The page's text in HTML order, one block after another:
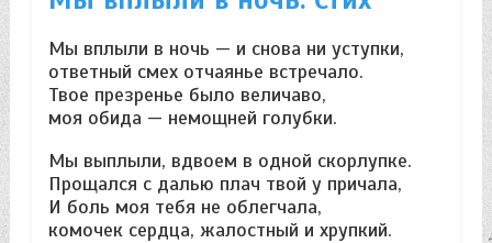
Мы вплыли в ночь — и снова ни уступки,
ответный смех отчаянье встречало.
Твое презренье было величаво,
моя обида — немощней голубки.
Мы выплыли, вдвоем в одной скорлупке.
Прощался с далью плач твой у причала,
И боль моя тебя не облегчала,
комочек сердца, жалостный и хрупкий.